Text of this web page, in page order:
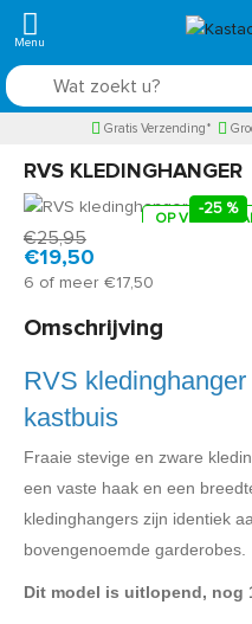
Gratis Verzending*
RVS KLEDINGHANGER
OP
-25 %
Snel in huis, 1 á 2 werkdagen
€25,95
€19,50
6 of meer €17,50
Omschrijving
RVS
kastbuis
Fraaie stevige en zware
een vaste haak en een
kledinghangers zijn identiek
bovengenoemde garderobes.
Dit model is uitlopend, nog